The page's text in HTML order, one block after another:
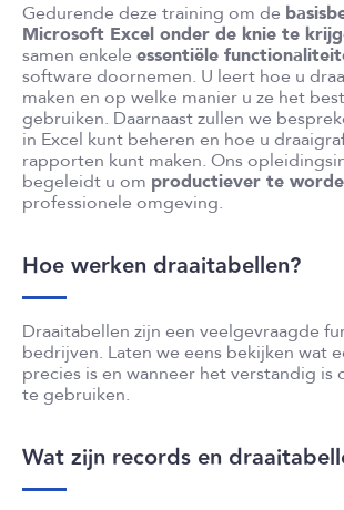
Gedurende deze training om de
Microsoft Excel onder de knie te
samen enkele essentiële
software doornemen. U leert hoe u
maken en op welke manier u ze het
gebruiken. Daarnaast zullen we
in Excel kunt beheren en hoe u
rapporten kunt maken. Ons
begeleidt u om productiever te
professionele omgeving.
Hoe werken draaitabellen?
Draaitabellen zijn een veelgevraagde
bedrijven. Laten we eens bekijken wat
precies is en wanneer het verstandig is
te gebruiken.
Wat zijn records en